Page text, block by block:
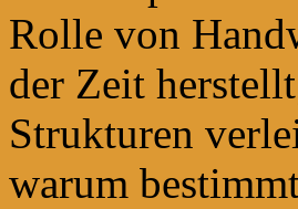
Rolle von
der Zeit
Strukturen
warum